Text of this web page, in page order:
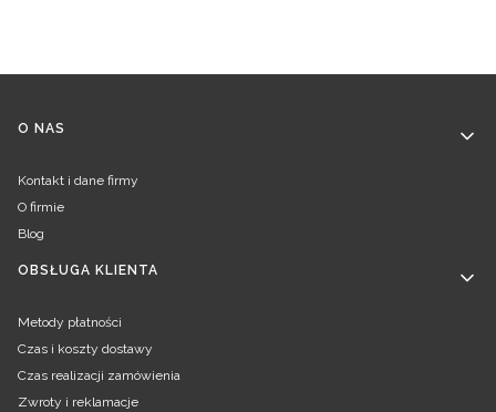
Linki w stopce
O NAS
Kontakt i dane firmy
O firmie
Blog
OBSŁUGA KLIENTA
Metody płatności
Czas i koszty dostawy
Czas realizacji zamówienia
Zwroty i reklamacje